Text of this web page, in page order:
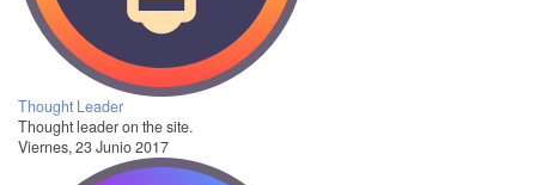
Thought Leader
Thought leader on the site.
Viernes, 23 Junio 2017